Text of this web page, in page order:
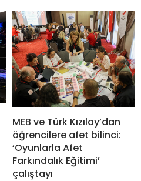
MEB ve Türk Kızılay’dan
öğrencilere afet bilinci:
‘Oyunlarla Afet
Farkındalık Eğitimi’
çalıştayı